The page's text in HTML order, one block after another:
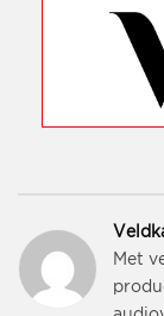
Met